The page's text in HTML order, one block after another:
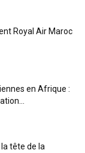
Royal Air Maroc
en Afrique :
la tête de la